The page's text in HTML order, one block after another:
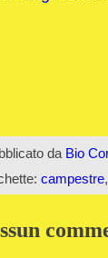
da Bio
campestre,